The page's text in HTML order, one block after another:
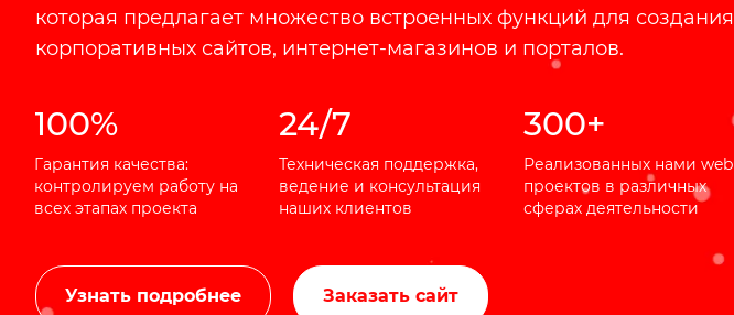
которая предлагает множество встроенных функций для создания
корпоративных сайтов, интернет-магазинов и порталов.
100%
Гарантия качества:
контролируем работу на
всех этапах проекта
24/7
Техническая поддержка,
ведение и консультация
наших клиентов
300+
Реализованных нами web
проектов в различных
сферах деятельности
Узнать подробнее Заказать сайт